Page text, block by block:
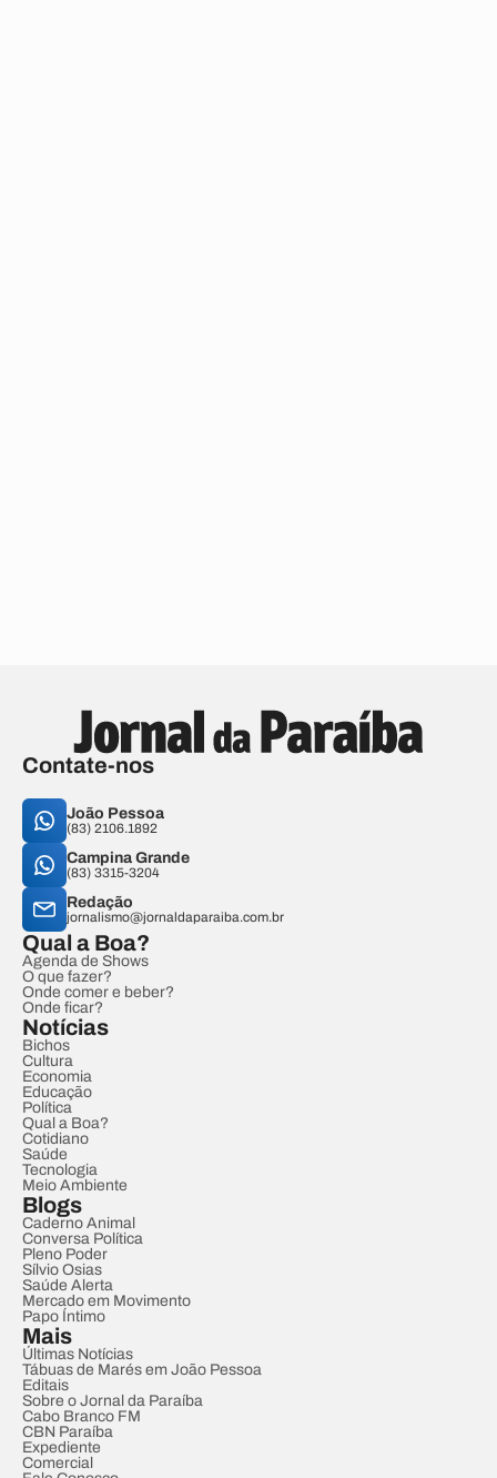
Contate-nos
João Pessoa
(83) 2106.1892
Campina Grande
(83) 3315-3204
Redação
jornalismo@jornaldaparaiba.com.br
Qual a Boa?
Agenda de Shows
O que fazer?
Onde comer e beber?
Onde ficar?
Notícias
Bichos
Cultura
Economia
Educação
Política
Qual a Boa?
Cotidiano
Saúde
Tecnologia
Meio Ambiente
Blogs
Caderno Animal
Conversa Política
Pleno Poder
Sílvio Osias
Saúde Alerta
Mercado em Movimento
Papo Íntimo
Mais
Últimas Notícias
Tábuas de Marés em João Pessoa
Editais
Sobre o Jornal da Paraíba
Cabo Branco FM
CBN Paraíba
Expediente
Comercial